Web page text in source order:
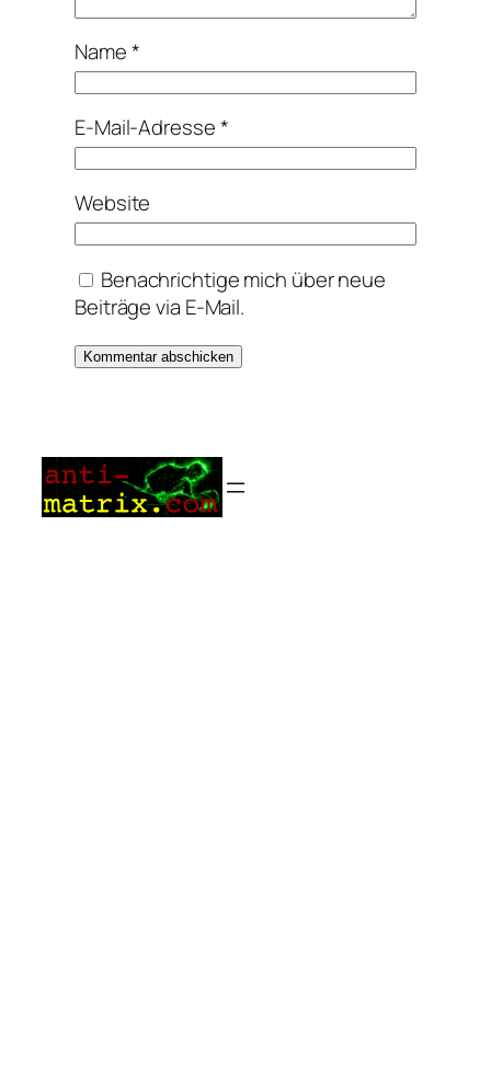
Name*
E-Mail-Adresse*
Website
Benachrichtige mich über neue
Beiträge via E-Mail.